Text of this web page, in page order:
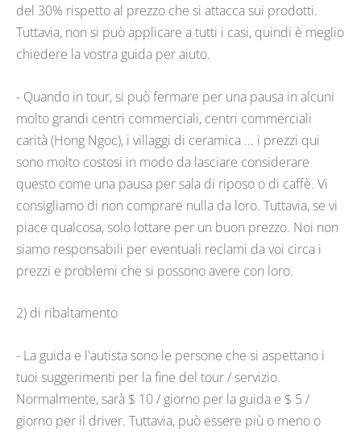
del 30% rispetto al prezzo che si attacca sui prodotti.
Tuttavia, non si può applicare a tutti i casi, quindi è meglio
chiedere la vostra guida per aiuto.
- Quando in tour, si può fermare per una pausa in alcuni
molto grandi centri commerciali, centri commerciali
carità (Hong Ngoc), i villaggi di ceramica ... i prezzi qui
sono molto costosi in modo da lasciare considerare
questo come una pausa per sala di riposo o di caffè. Vi
consigliamo di non comprare nulla da loro. Tuttavia, se vi
piace qualcosa, solo lottare per un buon prezzo. Noi non
siamo responsabili per eventuali reclami da voi circa i
prezzi e problemi che si possono avere con loro.
2) di ribaltamento
- La guida e l'autista sono le persone che si aspettano i
tuoi suggerimenti per la fine del tour / servizio.
Normalmente, sarà $ 10 / giorno per la guida e $ 5 /
giorno per il driver. Tuttavia, può essere più o meno o